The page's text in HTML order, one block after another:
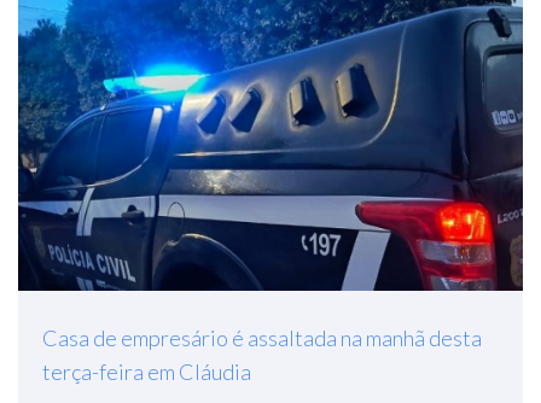
Casa de empresário é assaltada na manhã desta
terça-feira em Cláudia